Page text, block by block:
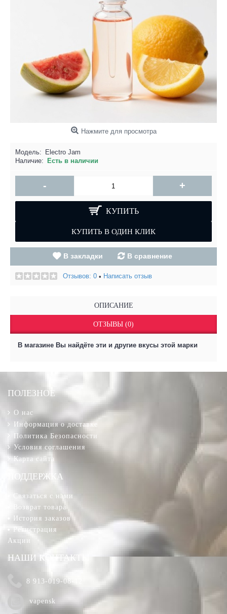
Нажмите для просмотра
Модель:
Electro Jam
Наличие:
Есть в наличии
- +
КУПИТЬ
В закладки В сравнение
Отзывов: 0 • Написать отзыв
ОПИСАНИЕ
ОТЗЫВЫ (0)
В магазине Вы найдёте эти и другие вкусы этой марки
ПОЛЕЗНОЕ
О нас
Информация о доставке
Политика Безопасности
Условия соглашения
Карта сайта
ПОДДЕРЖКА
Связаться с нами
Возврат товара
История заказов
Регистрация
Акции
НАШИ КОНТАКТЫ
8 913-019-08-12
vapensk